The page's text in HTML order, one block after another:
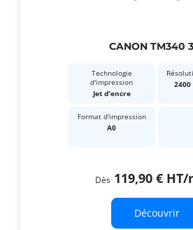
CANON TM340
Technologie
d'impression
Jet d'encre
2400
Format d'impression
A0
Dès 119,90 € HT/
Découvrir